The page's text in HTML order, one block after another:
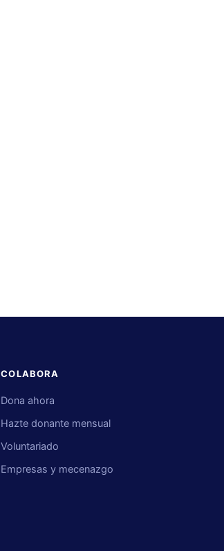
COLABORA
Dona ahora
Hazte donante mensual
Voluntariado
Empresas y mecenazgo